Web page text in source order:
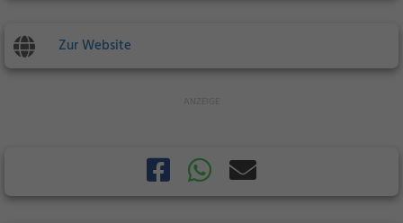
Zur Website